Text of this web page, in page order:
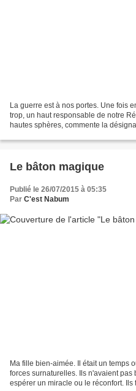
La guerre est à nos portes. Une fois
trop, un haut responsable de notre
hautes sphères, commente la
Le bâton magique
Publié le 26/07/2015 à 05:35
Par C'est Nabum
Ma fille bien-aimée. Il était un temps
forces surnaturelles. Ils n'avaient
espérer un miracle ou le réconfort.